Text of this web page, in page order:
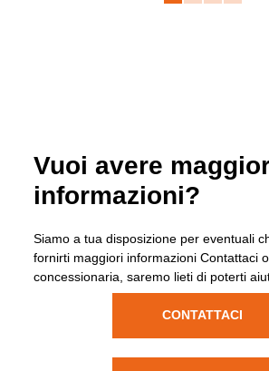
Vuoi avere
informazioni?
Siamo a tua disposizione per eventuali
fornirti maggiori informazioni Contattaci
concessionaria, saremo lieti di poterti
CONTATTACI